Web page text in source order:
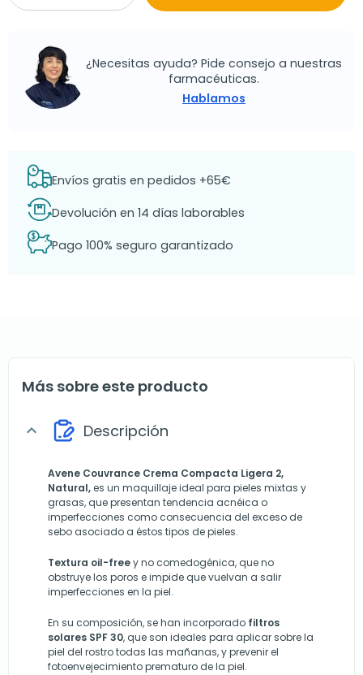
¿Necesitas ayuda? Pide consejo a nuestras
farmacéuticas.
Hablamos
Envíos gratis en pedidos +65€
Devolución en 14 días laborables
Pago 100% seguro garantizado
Más sobre este producto
expand_more Descripción
Avene Couvrance Crema Compacta Ligera 2,
Natural,es un maquillaje ideal para pieles mixtas y
grasas, que presentan tendencia acnéica o
imperfecciones como consecuencia del exceso de
sebo asociado a éstos tipos de pieles.
Textura oil-freey no comedogénica, que no
obstruye los poros e impide que vuelvan a salir
imperfecciones en la piel.
En su composición, se han incorporado filtros
solares SPF 30, que son ideales para aplicar sobre la
piel del rostro todas las mañanas, y prevenir el
fotoenvejecimiento prematuro de la piel.